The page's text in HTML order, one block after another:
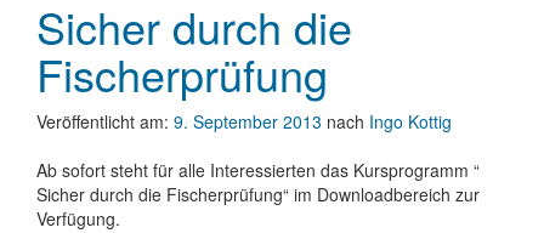
Sicher durch die
Fischerprüfung
Veröffentlicht am: 9. September 2013 nach Ingo Kottig
Ab sofort steht für alle Interessierten das Kursprogramm “
Sicher durch die Fischerprüfung“ im Downloadbereich zur
Verfügung.